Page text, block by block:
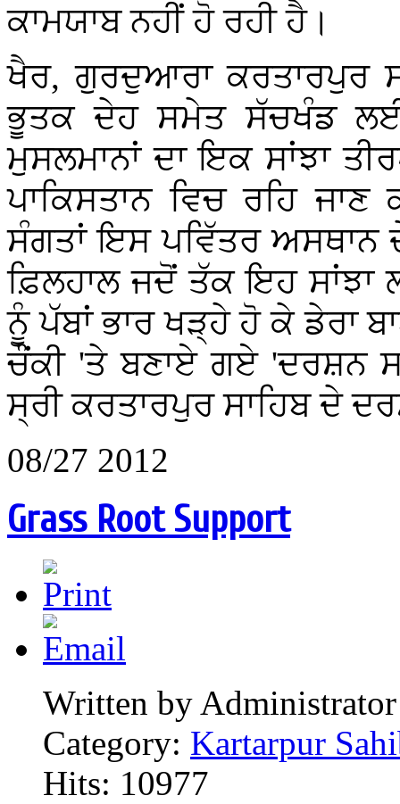
ਕਾਮਯਾਬ ਨਹੀਂ ਹੋ ਰਹੀ ਹੈ।
ਖੈਰ, ਗੁਰਦੁਆਰਾ ਕਰਤਾਰਪੁਰ
ਭੂਤਕ ਦੇਹ ਸਮੇਤ ਸੱਚਖੰਡ ਲਈ
ਮੁਸਲਮਾਨਾਂ ਦਾ ਇਕ ਸਾਂਝਾ
ਪਾਕਿਸਤਾਨ ਵਿਚ ਰਹਿ ਜਾਣ
ਸੰਗਤਾਂ ਇਸ ਪਵਿੱਤਰ ਅਸਥਾਨ
ਫ਼ਿਲਹਾਲ ਜਦੋਂ ਤੱਕ ਇਹ ਸਾਂਝਾ
ਨੂੰ ਪੱਬਾਂ ਭਾਰ ਖੜ੍ਹੇ ਹੋ ਕੇ ਡੇਰਾ
ਚੌਂਕੀ 'ਤੇ ਬਣਾਏ ਗਏ 'ਦਰਸ਼ਨ
ਸ੍ਰੀ ਕਰਤਾਰਪੁਰ ਸਾਹਿਬ ਦੇ
08/27 2012
Grass Root Support
Written by Administrator
Category: Kartarpur
Hits: 10977